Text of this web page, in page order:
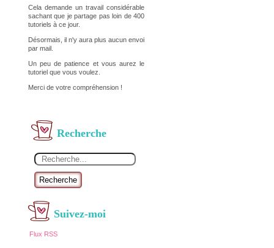
Cela demande un travail considérable
sachant que je partage pas loin de 400
tutoriels à ce jour.
Désormais, il n'y aura plus aucun envoi
par mail.
Un peu de patience et vous aurez le
tutoriel que vous voulez.
Merci de votre compréhension !
Recherche
Recherche
Suivez-moi
Flux RSS